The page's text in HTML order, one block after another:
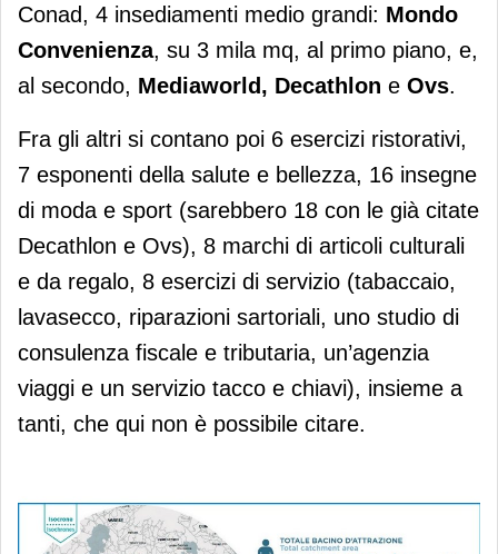
Conad, 4 insediamenti medio grandi: Mondo
Convenienza, su 3 mila mq, al primo piano, e,
al secondo, Mediaworld, Decathlon e Ovs.
Fra gli altri si contano poi 6 esercizi ristorativi,
7 esponenti della salute e bellezza, 16 insegne
di moda e sport (sarebbero 18 con le già citate
Decathlon e Ovs), 8 marchi di articoli culturali
e da regalo, 8 esercizi di servizio (tabaccaio,
lavasecco, riparazioni sartoriali, uno studio di
consulenza fiscale e tributaria, un’agenzia
viaggi e un servizio tacco e chiavi), insieme a
tanti, che qui non è possibile citare.